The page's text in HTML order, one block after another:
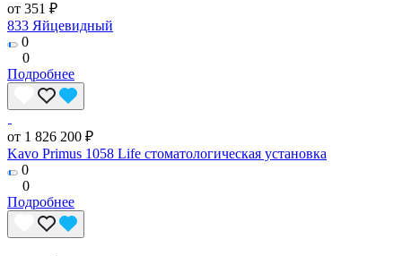
от 351 ₽
833 Яйцевидный
0
0
Подробнее
от 1 826 200 ₽
Kavo Primus 1058 Life стоматологическая установка
0
0
Подробнее